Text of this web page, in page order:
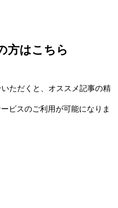
方はこちら
ただくと、オススメ記事の精
ビスのご利用が可能になりま